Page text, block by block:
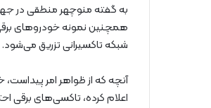
شبکه تاکسیرانی تزریق می‌شود.
آنچه که از ظواهر امر
اعلام کرده، تاکسی‌های برقی